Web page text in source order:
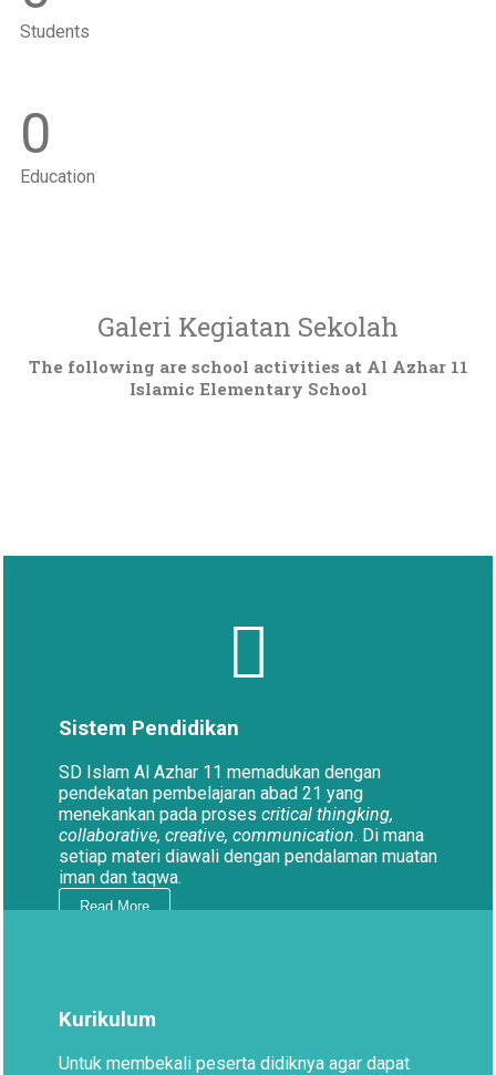
Students
0
Education
Galeri Kegiatan Sekolah
The following are school activities at Al Azhar 11
Islamic Elementary School
Sistem Pendidikan
SD Islam Al Azhar 11 memadukan dengan
pendekatan pembelajaran abad 21 yang
menekankan pada proses critical thingking,
collaborative, creative, communication. Di mana
setiap materi diawali dengan pendalaman muatan
iman dan taqwa.
Read More
Kurikulum
Untuk membekali peserta didiknya agar dapat